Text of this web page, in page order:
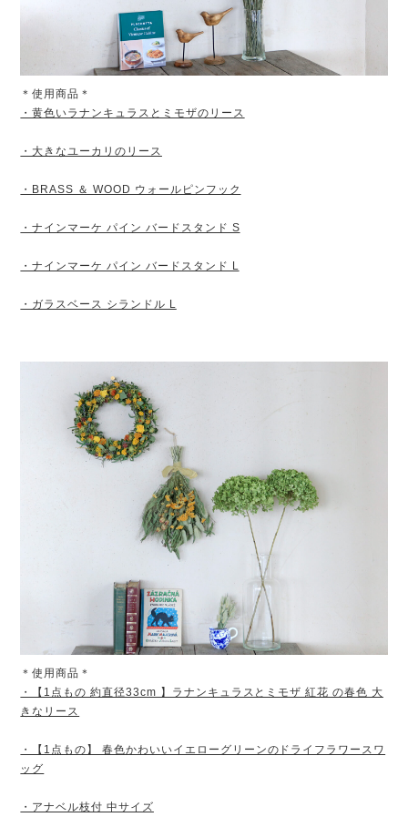
＊使用商品＊
・黄色いラナンキュラスとミモザのリース
・大きなユーカリのリース
・BRASS ＆ WOOD ウォールピンフック
・ナインマーケ パイン バードスタンド S
・ナインマーケ パイン バードスタンド L
・ガラスベース シランドル L
＊使用商品＊
・【1点もの 約直径33cm 】ラナンキュラスとミモザ 紅花 の春色 大
きなリース
・【1点もの】 春色かわいいイエローグリーンのドライフラワースワ
ッグ
・アナベル枝付 中サイズ